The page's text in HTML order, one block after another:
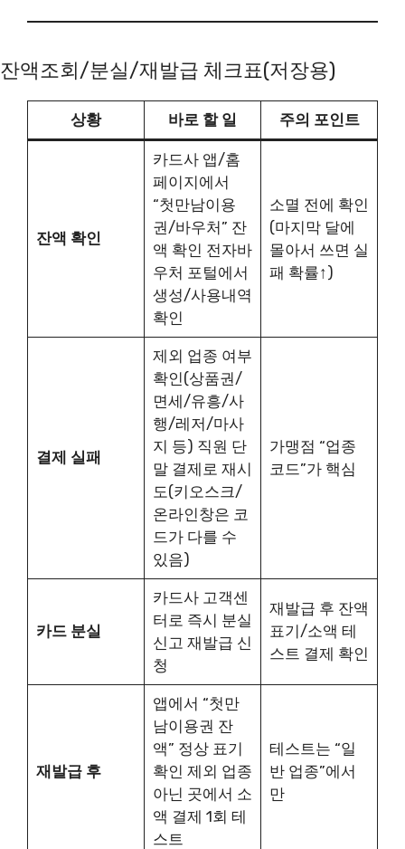
잔액조회/분실/재발급 체크표(저장용)
상황 바로 할 일 주의 포인트
잔액 확인
카드사 앱/홈
페이지에서
“첫만남이용
권/바우처” 잔
액 확인 전자바
우처 포털에서
생성/사용내역
확인
소멸 전에 확인
(마지막 달에
몰아서 쓰면 실
패 확률↑)
결제 실패
제외 업종 여부
확인(상품권/
면세/유흥/사
행/레저/마사
지 등) 직원 단
말 결제로 재시
도(키오스크/
온라인창은 코
드가 다를 수
있음)
가맹점 “업종
코드”가 핵심
카드 분실
카드사 고객센
터로 즉시 분실
신고 재발급 신
청
재발급 후 잔액
표기/소액 테
스트 결제 확인
재발급 후
앱에서 “첫만
남이용권 잔
액” 정상 표기
확인 제외 업종
아닌 곳에서 소
액 결제 1회 테
스트
테스트는 “일
반 업종”에서
만